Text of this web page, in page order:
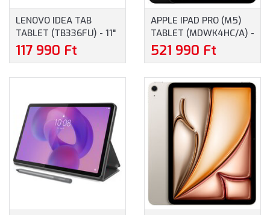
LENOVO IDEA TAB
TABLET (TB336FU) - 11"
2.5K (2560X1600)+PEN,
MEDIATEK DIMENSITY
SZÜRKE (ZAFR0336HU)
- BILLENTYŰZETES
TOKKAL ÉS
ÉRINTŐCERUZÁVAL
117 990 Ft
APPLE IPAD PRO (M5)
TABLET (MDWK4HC/A) -
11.0" (2420X1668), 12GB,
256GB, WIFI, APPLE
SZÍNBEN
521 990 Ft